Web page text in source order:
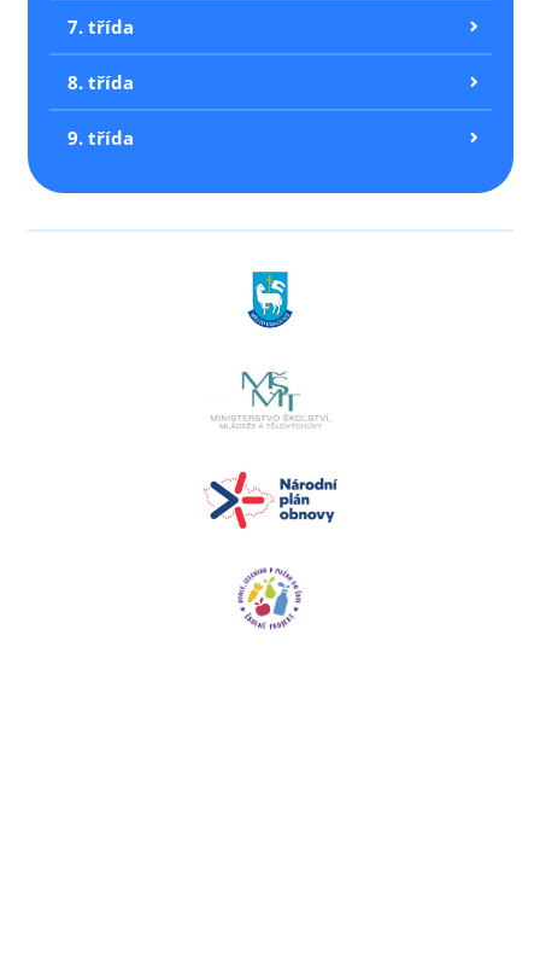
7. třída
8. třída
9. třída